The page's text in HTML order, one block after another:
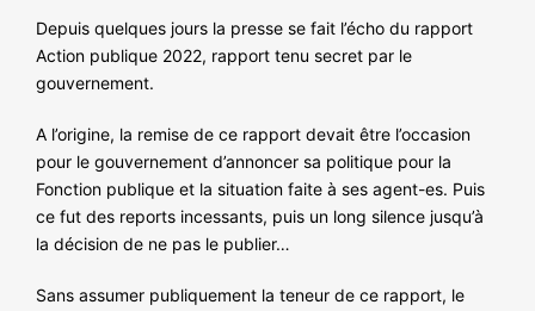
COMMUNIQUÉS
Depuis quelques jours la presse se fait l’écho du rapport
Action publique 2022, rapport tenu secret par le
gouvernement.
A l’origine, la remise de ce rapport devait être l’occasion
pour le gouvernement d’annoncer sa politique pour la
Fonction publique et la situation faite à ses agent-es. Puis
ce fut des reports incessants, puis un long silence jusqu’à
la décision de ne pas le publier…
Sans assumer publiquement la teneur de ce rapport, le